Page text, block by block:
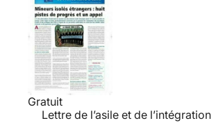
Gratuit
Lettre de l’asile et de l’intégration